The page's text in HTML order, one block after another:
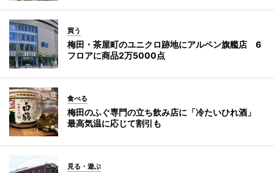
買う
梅田・茶屋町のユニクロ跡地にアルペン旗艦店 6
フロアに商品2万5000点
食べる
梅田のふぐ専門の立ち飲み店に「冷たいひれ酒」
最高気温に応じて割引も
見る・遊ぶ